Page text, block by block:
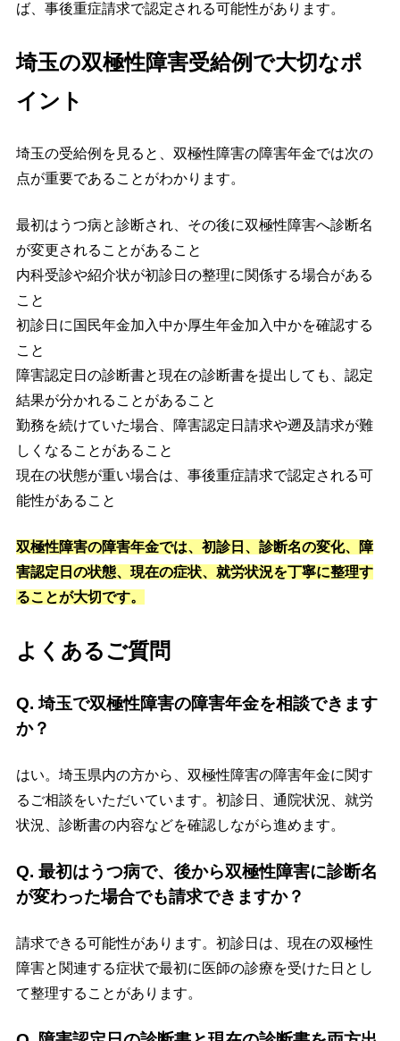
ば、事後重症請求で認定される可能性があります。
埼玉の双極性障害受給例で大切なポ
イント
埼玉の受給例を見ると、双極性障害の障害年金では次の
点が重要であることがわかります。
最初はうつ病と診断され、その後に双極性障害へ診断名
が変更されることがあること
内科受診や紹介状が初診日の整理に関係する場合がある
こと
初診日に国民年金加入中か厚生年金加入中かを確認する
こと
障害認定日の診断書と現在の診断書を提出しても、認定
結果が分かれることがあること
勤務を続けていた場合、障害認定日請求や遡及請求が難
しくなることがあること
現在の状態が重い場合は、事後重症請求で認定される可
能性があること
双極性障害の障害年金では、初診日、診断名の変化、障
害認定日の状態、現在の症状、就労状況を丁寧に整理す
ることが大切です。
よくあるご質問
Q. 埼玉で双極性障害の障害年金を相談できます
か？
はい。埼玉県内の方から、双極性障害の障害年金に関す
るご相談をいただいています。初診日、通院状況、就労
状況、診断書の内容などを確認しながら進めます。
Q. 最初はうつ病で、後から双極性障害に診断名
が変わった場合でも請求できますか？
請求できる可能性があります。初診日は、現在の双極性
障害と関連する症状で最初に医師の診療を受けた日とし
て整理することがあります。